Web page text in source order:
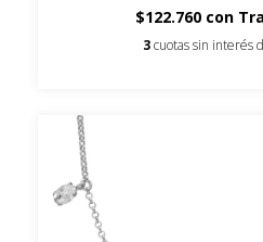
$122.760 con
3 cuotas sin interés